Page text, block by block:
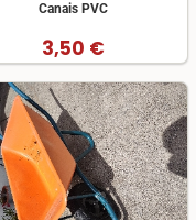
Canais PVC
3,50 €